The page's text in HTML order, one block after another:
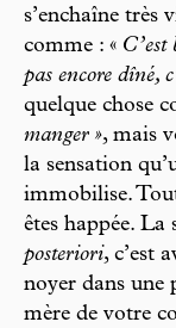
s’enchaîne très
comme : «
pas encore dîné,
quelque chose
manger », mais
la sensation
immobilise.
êtes happée.
posteriori, c’est
noyer dans une
mère de votre